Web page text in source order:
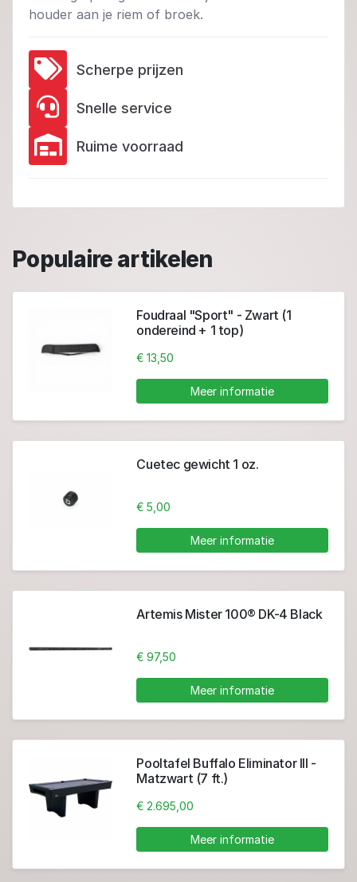
houder aan je riem of broek.
Scherpe prijzen
Snelle service
Ruime voorraad
Populaire artikelen
Foudraal "Sport" - Zwart (1
ondereind + 1 top)
€ 13,50
Meer informatie
Cuetec gewicht 1 oz.
€ 5,00
Meer informatie
Artemis Mister 100® DK-4 Black
€ 97,50
Meer informatie
Pooltafel Buffalo Eliminator III -
Matzwart (7 ft.)
€ 2.695,00
Meer informatie